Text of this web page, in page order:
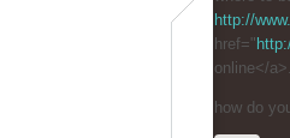
http://
href="
online</
how do